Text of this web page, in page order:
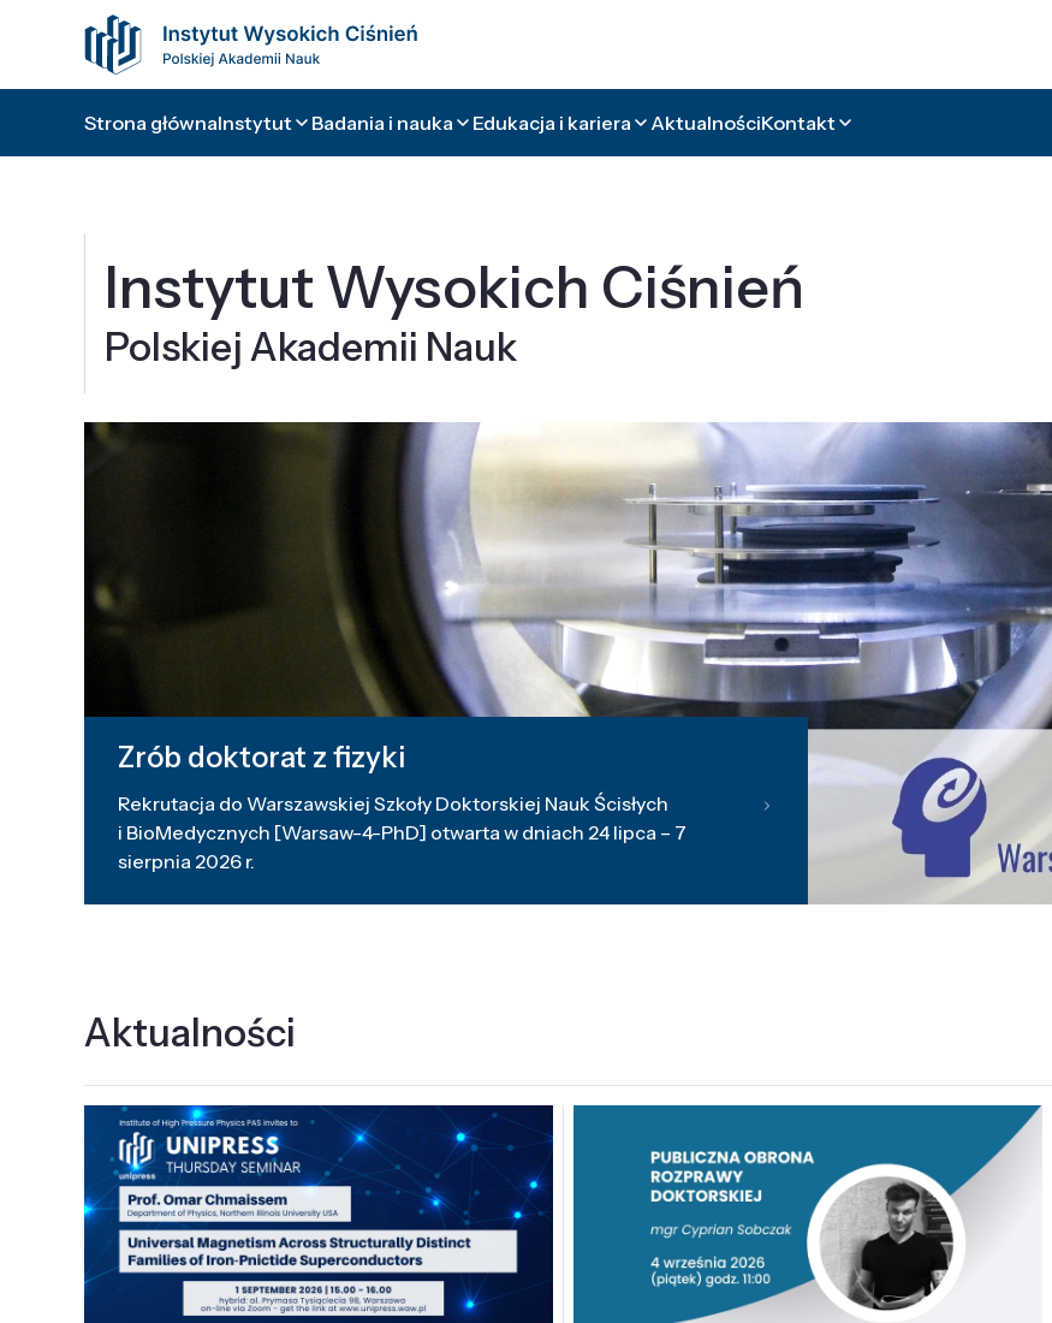
Strona głównaInstytut Badania i nauka Edukacja i kariera AktualnościKontakt
Instytut Wysokich Ciśnień
Polskiej Akademii Nauk
Zrób doktorat z fizyki
Rekrutacja do Warszawskiej Szkoły Doktorskiej Nauk Ścisłych
i BioMedycznych [Warsaw-4-PhD] otwarta w dniach 24 lipca – 7
sierpnia 2026 r.
Aktualności